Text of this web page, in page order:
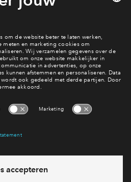
je dan snel aan
van het belangrijkste nieuws en
projecten
mij aanmelden
direct antwoord? Bel ons op
21 77
(behalve tijdens